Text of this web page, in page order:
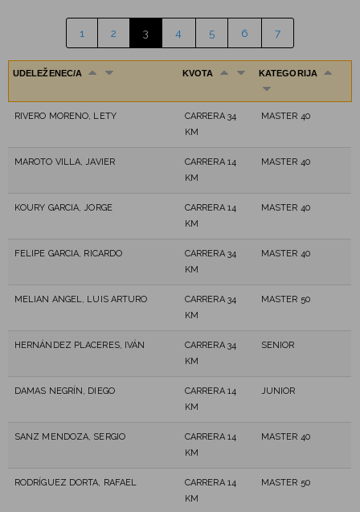
1 2 3 4 5 6 7
UDELEŽENEC/A KVOTA KATEGORIJA
RIVERO MORENO, LETY
CARRERA 34
KM
MASTER 40
MAROTO VILLA, JAVIER
CARRERA 14
KM
MASTER 40
KOURY GARCIA, JORGE
CARRERA 14
KM
MASTER 40
FELIPE GARCIA, RICARDO
CARRERA 34
KM
MASTER 40
MELIAN ANGEL, LUIS ARTURO
CARRERA 34
KM
MASTER 50
HERNÁNDEZ PLACERES, IVÁN
CARRERA 34
KM
SENIOR
DAMAS NEGRÍN, DIEGO
CARRERA 14
KM
JUNIOR
SANZ MENDOZA, SERGIO
CARRERA 14
KM
MASTER 40
RODRÍGUEZ DORTA, RAFAEL
CARRERA 14
KM
MASTER 50